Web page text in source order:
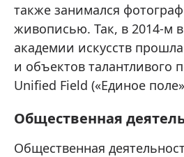
также занимался
живописью. Так, в 2014-м
академии искусств
и объектов талантливого
Unified Field («Единое
Общественная
Общественная